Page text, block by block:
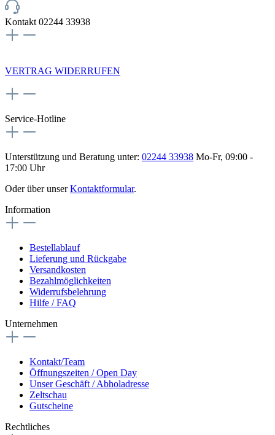
Kontakt 02244 33938
VERTRAG WIDERRUFEN
Service-Hotline
Unterstützung und Beratung unter: 02244 33938 Mo-Fr, 09:00 -
17:00 Uhr
Oder über unserKontaktformular.
Information
Bestellablauf
Lieferung und Rückgabe
Versandkosten
Bezahlmöglichkeiten
Widerrufsbelehrung
Hilfe / FAQ
Unternehmen
Kontakt/Team
Öffnungszeiten / Open Day
Unser Geschäft / Abholadresse
Zeltschau
Gutscheine
Rechtliches